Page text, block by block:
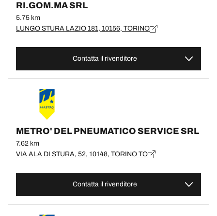
RI.GOM.MA SRL
5.75 km
LUNGO STURA LAZIO 181, 10156, TORINO
Contatta il rivenditore
METRO' DEL PNEUMATICO SERVICE SRL
7.62 km
VIA ALA DI STURA, 52, 10148, TORINO TO
Contatta il rivenditore